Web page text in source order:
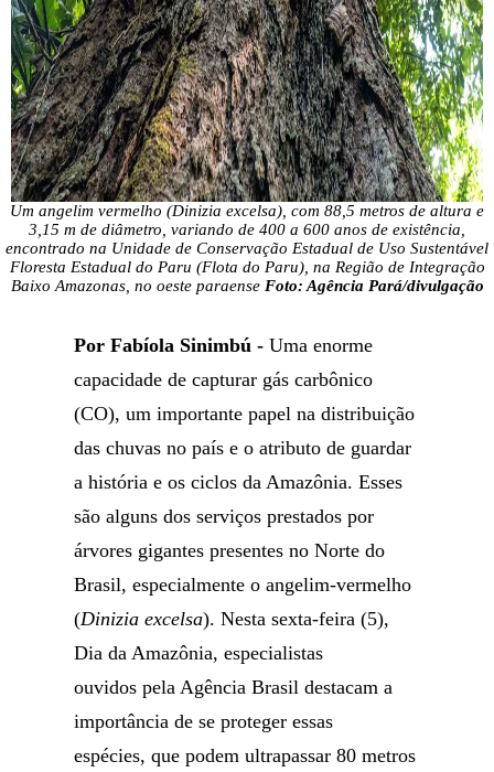
Um angelim vermelho (Dinizia excelsa), com 88,5 metros de altura e
3,15 m de diâmetro, variando de 400 a 600 anos de existência,
encontrado na Unidade de Conservação Estadual de Uso Sustentável
Floresta Estadual do Paru (Flota do Paru), na Região de Integração
Baixo Amazonas, no oeste paraense Foto: Agência Pará/divulgação
Por Fabíola Sinimbú -Uma enorme
capacidade de capturar gás carbônico
(CO), um importante papel na distribuição
das chuvas no país e o atributo de guardar
a história e os ciclos da Amazônia. Esses
são alguns dos serviços prestados por
árvores gigantes presentes no Norte do
Brasil, especialmente o angelim-vermelho
(Dinizia excelsa). Nesta sexta-feira (5),
Dia da Amazônia, especialistas
ouvidos pela Agência Brasil destacam a
importância de se proteger essas
espécies, que podem ultrapassar 80 metros